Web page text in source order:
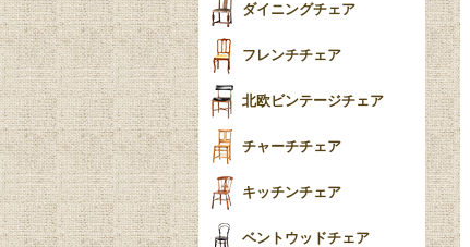
ダイニングチェア
フレンチチェア
北欧ビンテージチェア
チャーチチェア
キッチンチェア
ベントウッドチェア